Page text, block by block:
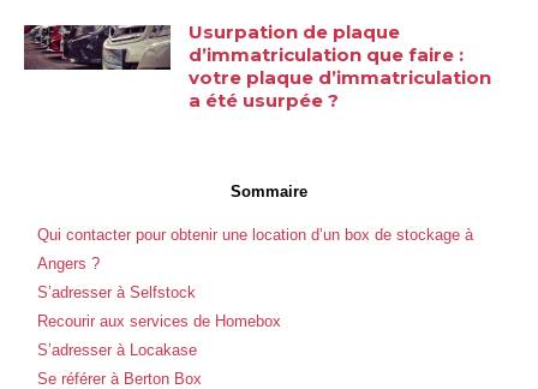
Usurpation de plaque
d’immatriculation que faire :
votre plaque d’immatriculation
a été usurpée ?
Sommaire
Qui contacter pour obtenir une location d’un box de stockage à
Angers ?
S’adresser à Selfstock
Recourir aux services de Homebox
S’adresser à Locakase
Se référer à Berton Box